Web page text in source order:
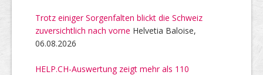
Trotz einiger Sorgenfalten blickt die Schweiz
zuversichtlich nach vorne Helvetia Baloise,
06.08.2026
HELP.CH-Auswertung zeigt mehr als 110